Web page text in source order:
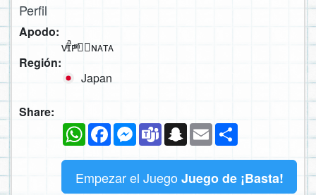
Perfil
Apodo:
ᴠͥɪͣᴘͫ✮⃝ɴᴀᴛᴀ
Región:
Japan
Share:
WhatsAppFacebookMessenger
TeamsSnapchat
Email
Empezar el Juego Juego de ¡Basta!